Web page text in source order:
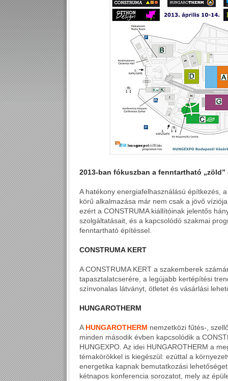
2013-ban fókuszban a fenntartható
A hatékony energiafelhasználású építkezés,
körű alkalmazása már nem csak a jövő
ezért a CONSTRUMA kiállítóinak jelentős
szolgáltatásait, és a kapcsolódó szakmai
fenntartható építéssel.
CONSTRUMA KERT
A CONSTRUMA KERT a szakemberek
tapasztalatcserére, a legújabb kertépítési
színvonalas látványt, ötletet és vásárlási
HUNGAROTHERM
A HUNGAROTHERM nemzetközi fűtés-,
minden második évben kapcsolódik a
HUNGEXPO. Az idei HUNGAROTHERM a
témakörökkel is kiegészül: ezúttal a
energetika kapnak bemutatkozási
kétnapos konferencia sorozatot, mely az